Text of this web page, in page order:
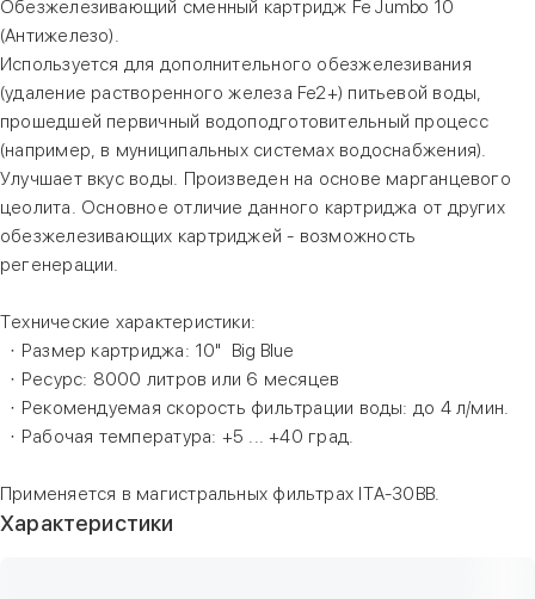
Обезжелезивающий сменный картридж Fe Jumbo 10
(Антижелезо).
Используется для дополнительного обезжелезивания
(удаление растворенного железа Fe2+) питьевой воды,
прошедшей первичный водоподготовительный процесс
(например, в муниципальных системах водоснабжения).
Улучшает вкус воды. Произведен на основе марганцевого
цеолита. Основное отличие данного картриджа от других
обезжелезивающих картриджей - возможность
регенерации.
Технические характеристики:
· Размер картриджа: 10" Big Blue
· Ресурс: 8000 литров или 6 месяцев
· Рекомендуемая скорость фильтрации воды: до 4 л/мин.
· Рабочая температура: +5 ... +40 град.
Применяется в магистральных фильтрах ITA-30BB.
Характеристики